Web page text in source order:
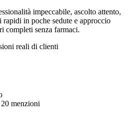
impeccabile, ascolto attento,
rapidi in poche sedute e approccio
completi senza farmaci.
reali di clienti
20 menzioni